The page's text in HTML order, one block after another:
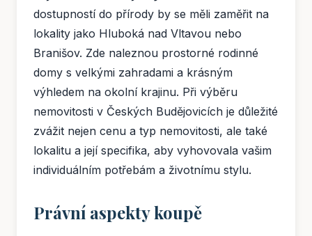
dostupností do přírody by se měli zaměřit na
lokality jako Hluboká nad Vltavou nebo
Branišov. Zde naleznou prostorné rodinné
domy s velkými zahradami a krásným
výhledem na okolní krajinu. Při výběru
nemovitosti v Českých Budějovicích je důležité
zvážit nejen cenu a typ nemovitosti, ale také
lokalitu a její specifika, aby vyhovovala vašim
individuálním potřebám a životnímu stylu.
Právní aspekty koupě